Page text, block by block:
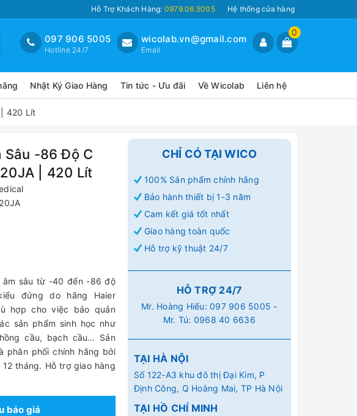
Hỗ Trợ Khách Hàng: 0979.06.5005 Hệ thống cửa hàng
0
wicolab.vn@gmail.com
Email
097 906 5005
Hotline 24/7
Nhật Ký Giao Hàng Tin tức - Ưu đãi Về Wicolab Liên hệ
| 420 Lít
Sâu -86 Độ C
| 420 Lít
âm sâu từ -40 đến -86 độ
đứng do hãng Haier
hợp cho việc bảo quản
sản phẩm sinh học như
cầu, bạch cầu… Sản
phân phối chính hãng bởi
tháng. Hỗ trợ giao hàng
báo giá
CHỈ CÓ TẠI WICO
100% Sản phẩm chính hãng
Bảo hành thiết bị 1-3 năm
Cam kết giá tốt nhất
Giao hàng toàn quốc
Hỗ trợ kỹ thuật 24/7
HỖ TRỢ 24/7
Mr. Hoàng Hiếu:097 906 5005 -
Mr. Tú: 0968 40 6636
TẠI HÀ NỘI
Số 122-A3 khu đô thị Đại Kim, P
Định Công, Q Hoàng Mai, TP Hà Nội
TẠI HỒ CHÍ MINH